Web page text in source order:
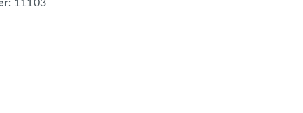
11103